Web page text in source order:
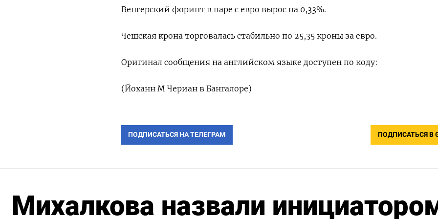
Венгерский форинт в паре с евро вырос на 0,33%.
Чешская крона торговалась стабильно по 25,35 кроны за евро.
Оригинал сообщения на английском языке доступен по коду:
(Йоханн М Чериан в Бангалоре)
ПОДПИСАТЬСЯ НА ТЕЛЕГРАМ ПОДПИСАТЬСЯ В
Михалкова назвали